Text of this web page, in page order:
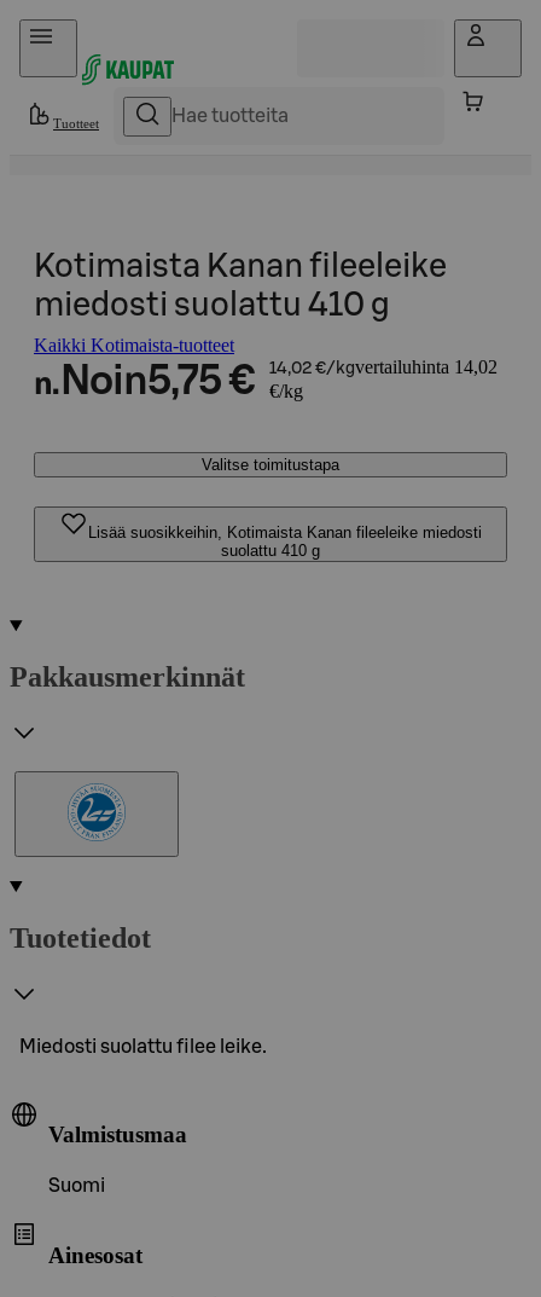
Hyppää sisältöön
Tuotteet
Kotimaista Kanan fileeleike
miedosti suolattu 410 g
Kaikki Kotimaista-tuotteet
n. Noin5,75 € 14,02 €/kgvertailuhinta 14,02
€/kg
Valitse toimitustapa
Lisää suosikkeihin, Kotimaista Kanan fileeleike miedosti
suolattu 410 g
Pakkausmerkinnät
Tuotetiedot
Miedosti suolattu filee leike.
Valmistusmaa
Suomi
Ainesosat